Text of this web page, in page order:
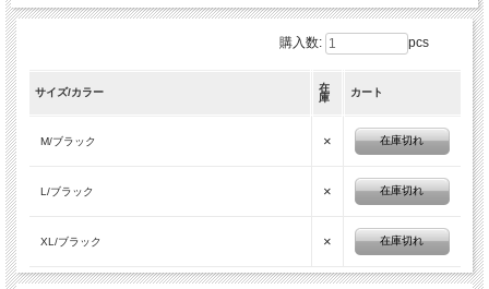
購入数: pcs
サイズ/カラー
在
庫
カート
M/ブラック × 在庫切れ
L/ブラック × 在庫切れ
XL/ブラック × 在庫切れ